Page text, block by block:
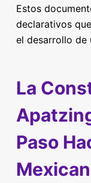
Estos
declarativos
el desarrollo de
La
Paso